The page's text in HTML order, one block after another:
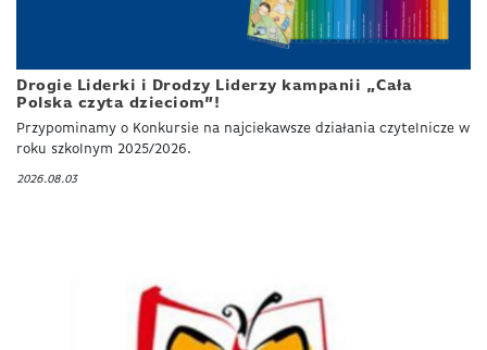
Drogie Liderki i Drodzy Liderzy kampanii „Cała
Polska czyta dzieciom”!
Przypominamy o Konkursie na najciekawsze działania czytelnicze w
roku szkolnym 2025/2026.
2026.08.03